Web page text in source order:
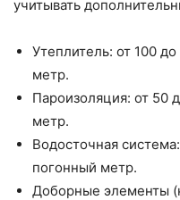
учитывать
Утеплитель: от 100
метр.
Пароизоляция: от 50
метр.
Водосточная
погонный метр.
Доборные элементы